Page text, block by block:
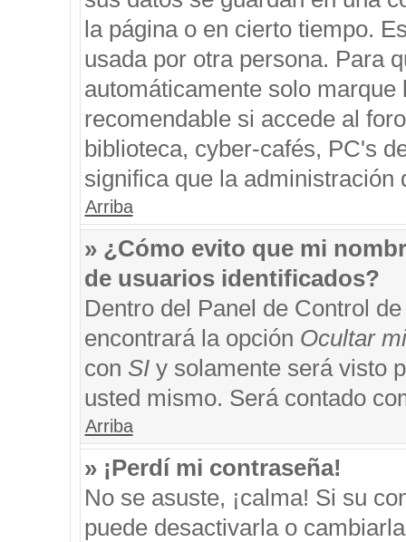
la página o en cierto tiempo.
usada por otra persona. Para
automáticamente solo
recomendable si accede al
biblioteca, cyber-cafés, PC's
significa que la administración
Arriba
» ¿Cómo evito que mi
de usuarios identificados?
Dentro del Panel de Control
encontrará la opción Ocultar
con SIy solamente será visto
usted mismo. Será contado
Arriba
» ¡Perdí mi contraseña!
No se asuste, ¡calma! Si su
puede desactivarla o